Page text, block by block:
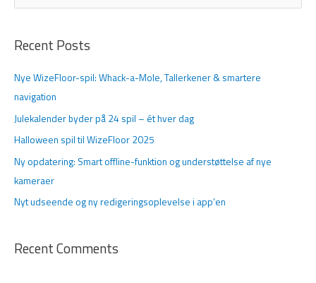
ø
e
r
:
Recent Posts
Nye WizeFloor-spil: Whack-a-Mole, Tallerkener & smartere
navigation
Julekalender byder på 24 spil – ét hver dag
Halloween spil til WizeFloor 2025
Ny opdatering: Smart offline-funktion og understøttelse af nye
kameraer
Nyt udseende og ny redigeringsoplevelse i app’en
Recent Comments